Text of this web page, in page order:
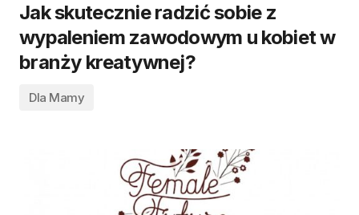
Jak skutecznie radzić sobie z
wypaleniem zawodowym u kobiet w
branży kreatywnej?
Dla Mamy